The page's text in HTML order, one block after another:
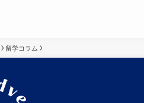
留学コラム